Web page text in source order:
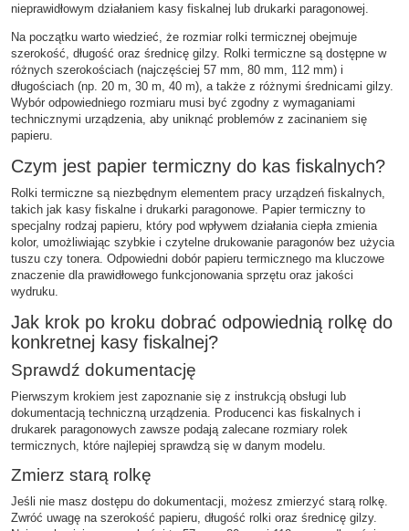
nieprawidłowym działaniem kasy fiskalnej lub drukarki paragonowej.
Na początku warto wiedzieć, że rozmiar rolki termicznej obejmuje
szerokość, długość oraz średnicę gilzy. Rolki termiczne są dostępne w
różnych szerokościach (najczęściej 57 mm, 80 mm, 112 mm) i
długościach (np. 20 m, 30 m, 40 m), a także z różnymi średnicami gilzy.
Wybór odpowiedniego rozmiaru musi być zgodny z wymaganiami
technicznymi urządzenia, aby uniknąć problemów z zacinaniem się
papieru.
Czym jest papier termiczny do kas fiskalnych?
Rolki termiczne są niezbędnym elementem pracy urządzeń fiskalnych,
takich jak kasy fiskalne i drukarki paragonowe. Papier termiczny to
specjalny rodzaj papieru, który pod wpływem działania ciepła zmienia
kolor, umożliwiając szybkie i czytelne drukowanie paragonów bez użycia
tuszu czy tonera. Odpowiedni dobór papieru termicznego ma kluczowe
znaczenie dla prawidłowego funkcjonowania sprzętu oraz jakości
wydruku.
Jak krok po kroku dobrać odpowiednią rolkę do
konkretnej kasy fiskalnej?
Sprawdź dokumentację
Pierwszym krokiem jest zapoznanie się z instrukcją obsługi lub
dokumentacją techniczną urządzenia. Producenci kas fiskalnych i
drukarek paragonowych zawsze podają zalecane rozmiary rolek
termicznych, które najlepiej sprawdzą się w danym modelu.
Zmierz starą rolkę
Jeśli nie masz dostępu do dokumentacji, możesz zmierzyć starą rolkę.
Zwróć uwagę na szerokość papieru, długość rolki oraz średnicę gilzy.